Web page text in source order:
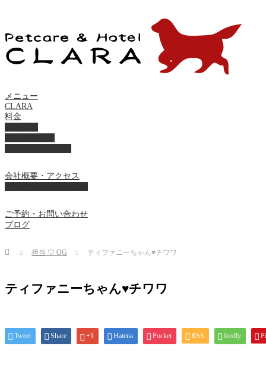
メニュー
CLARA
料金
会社概要・アクセス
ご予約・お問い合わせ
ブログ
Home 担当 ♡ OG ティファニーちゃん♥チワワ
ティファニーちゃん♥チワワ
Tweet Share +1 Hatena Pocket RSS feedly